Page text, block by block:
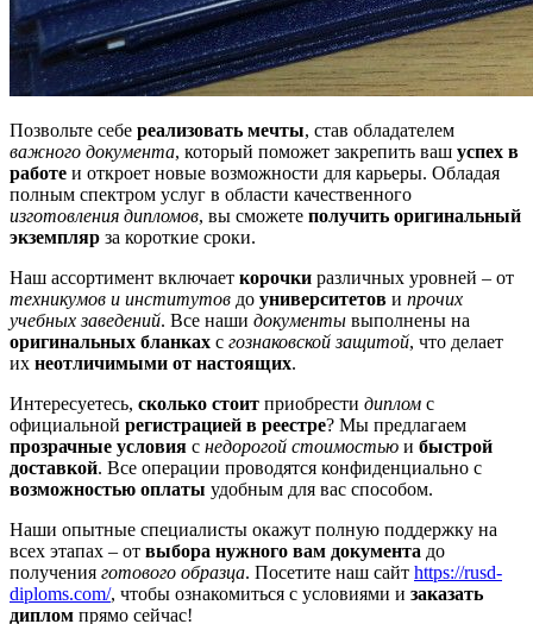
Позвольте себе реализовать мечты, став обладателем
важного документа, который поможет закрепить ваш успех в
работе и откроет новые возможности для карьеры. Обладая
полным спектром услуг в области качественного
изготовления дипломов, вы сможете получить оригинальный
экземпляр за короткие сроки.
Наш ассортимент включает корочки различных уровней – от
техникумов и институтов до университетов и прочих
учебных заведений. Все наши документы выполнены на
оригинальных бланках с гознаковской защитой, что делает
их неотличимыми от настоящих.
Интересуетесь, сколько стоит приобрести диплом с
официальной регистрацией в реестре? Мы предлагаем
прозрачные условия с недорогой стоимостью и быстрой
доставкой. Все операции проводятся конфиденциально с
возможностью оплаты удобным для вас способом.
Наши опытные специалисты окажут полную поддержку на
всех этапах – от выбора нужного вам документа до
получения готового образца. Посетите наш сайт https://rusd-
diploms.com/, чтобы ознакомиться с условиями и заказать
диплом прямо сейчас!